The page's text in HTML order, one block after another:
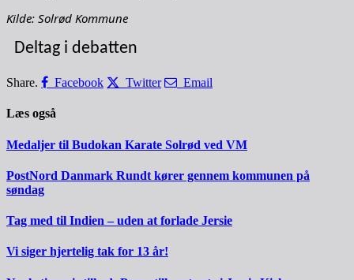
Kilde: Solrød Kommune
Deltag i debatten
Share. Facebook Twitter Email
Læs også
Medaljer til Budokan Karate Solrød ved VM
PostNord Danmark Rundt kører gennem kommunen på
søndag
Tag med til Indien – uden at forlade Jersie
Vi siger hjertelig tak for 13 år!